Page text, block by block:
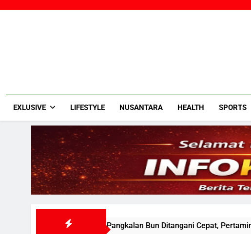
EXLUSIVE LIFESTYLE NUSANTARA HEALTH SPORTS
Pangkalan Bun Ditangani Cepat, Pertamina Pastikan Pelayanan